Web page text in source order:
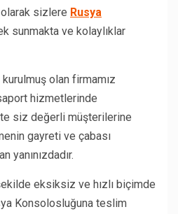
olarak sizlere Rusya
sunmakta ve kolaylıklar
kurulmuş olan firmamız
hizmetlerinde
siz değerli müşterilerine
gayreti ve çabası
yanınızdadır.
eksiksiz ve hızlı biçimde
Konsolosluğuna teslim